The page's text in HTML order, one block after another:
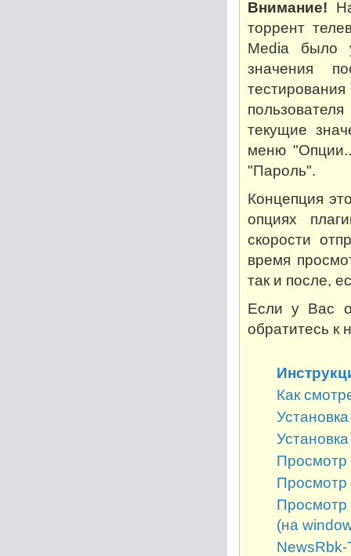
Внимание!
торрент
Media было
значения
текущие
меню
"Пароль".
Концепция
опциях
скорости
время
так и после,
Если у Вас
обратитесь к
Как
Просмотр
Просмотр
Просмотр
(на